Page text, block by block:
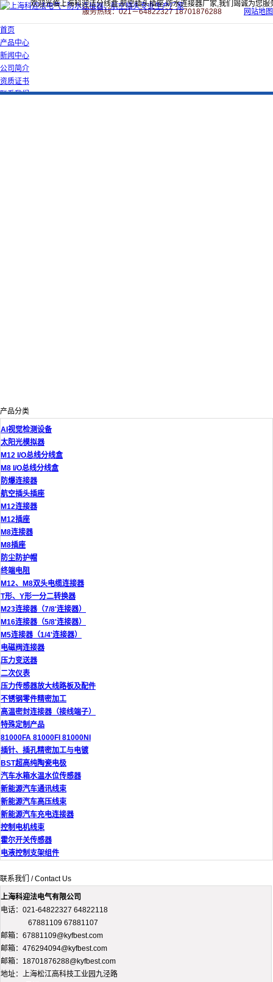
欢迎光临上海科迎法分线盒,航空插头插座,防水连接器厂家,我们竭诚为您服
服务热线：021－64822327 18701876288
网站地图
首页
产品中心
新闻中心
公司简介
资质证书
联系我们
产品分类
AI视觉检测设备
太阳光模拟器
M12 I/O总线分线盒
M8 I/O总线分线盒
防爆连接器
航空插头插座
M12连接器
M12插座
M8连接器
M8插座
防尘防护帽
终端电阻
M12、M8双头电缆连接器
T形、Y形一分二转换器
M23连接器（7/8'连接器）
M16连接器（5/8'连接器）
M5连接器（1/4'连接器）
电磁阀连接器
压力变送器
二次仪表
压力传感器放大线路板及配件
不锈钢零件精密加工
高温密封连接器（接线端子）
特殊定制产品
81000FA 81000FI 81000NI
插针、插孔精密加工与电镀
BST超高纯陶瓷电极
汽车水箱水温水位传感器
新能源汽车通讯线束
新能源汽车高压线束
新能源汽车充电连接器
控制电机线束
霍尔开关传感器
电液控制支架组件
联系我们 / Contact Us
上海科迎法电气有限公司
电话：021-64822327 64822118
67881109 67881107
邮箱：67881109@kyfbest.com
邮箱：476294094@kyfbest.com
邮箱：18701876288@kyfbest.com
地址：上海松江高科技工业园九泾路